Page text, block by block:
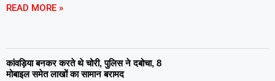
READ MORE »
कांवड़िया बनकर करते थे चोरी, पुलिस ने दबोचा, 8
मोबाइल समेत लाखों का सामान बरामद